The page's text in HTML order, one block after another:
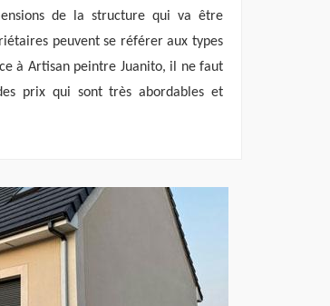
de la structure qui va être
peuvent se référer aux types
à Artisan peintre Juanito, il ne faut
prix qui sont très abordables et